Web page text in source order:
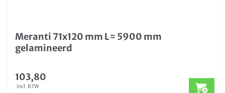
Meranti 71x120 mm L= 5900 mm
gelamineerd
103,80
incl. BTW